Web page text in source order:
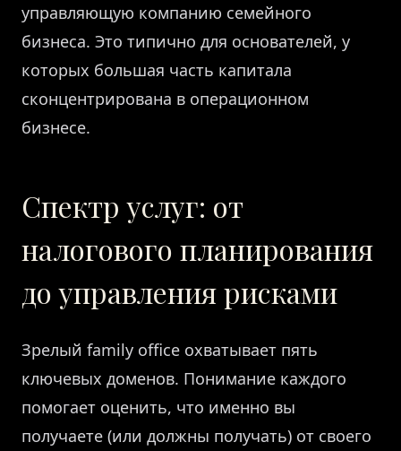
управляющую компанию семейного
бизнеса. Это типично для основателей, у
которых большая часть капитала
сконцентрирована в операционном
бизнесе.
Спектр услуг: от
налогового планирования
до управления рисками
Зрелый family office охватывает пять
ключевых доменов. Понимание каждого
помогает оценить, что именно вы
получаете (или должны получать) от своего